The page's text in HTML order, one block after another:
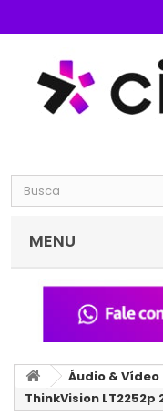
MENU
Áudio & Vídeo
ThinkVision LT2252p